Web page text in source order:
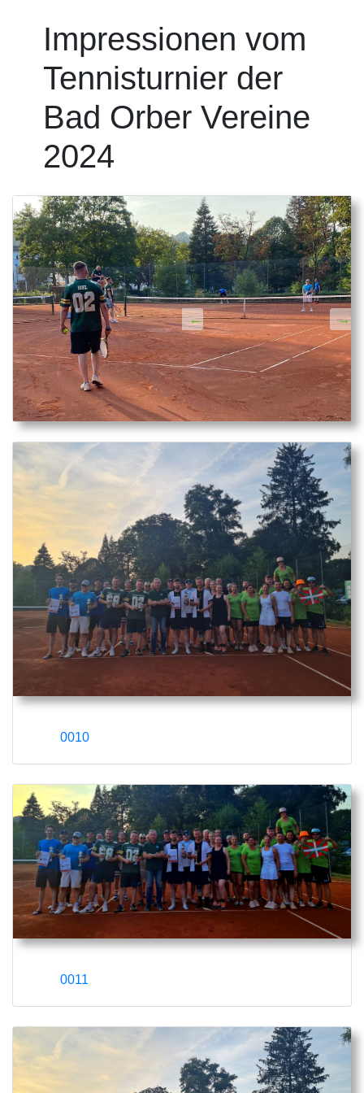
Impressionen vom
Tennisturnier der
Bad Orber Vereine
2024
← →
0010
0011